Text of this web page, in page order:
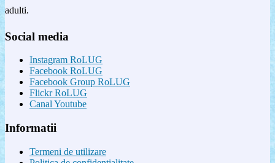
adulti.
Social media
Instagram RoLUG
Facebook RoLUG
Facebook Group RoLUG
Flickr RoLUG
Canal Youtube
Informatii
Termeni de utilizare